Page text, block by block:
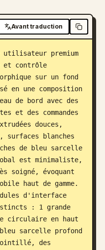
Avant traduction
premium
et contrôle
sur un fond
en une composition
de bord avec des
et des commandes
douces,
blanches
de bleu sarcelle
est minimaliste,
évoquant
haut de gamme.
d'interface
: 1 grande
circulaire en haut
sarcelle profond
des